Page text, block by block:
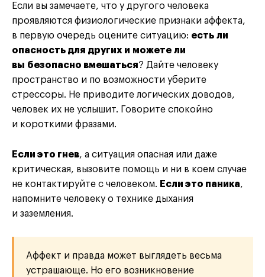
Если вы замечаете, что у другого человека
проявляются физиологические признаки аффекта,
в первую очередь оцените ситуацию: есть ли
опасность для других и можете ли
вы безопасно вмешаться? Дайте человеку
пространство и по возможности уберите
стрессоры. Не приводите логических доводов,
человек их не услышит. Говорите спокойно
и короткими фразами.
Если это гнев, а ситуация опасная или даже
критическая, вызовите помощь и ни в коем случае
не контактируйте с человеком. Если это паника,
напомните человеку о технике дыхания
и заземления.
Аффект и правда может выглядеть весьма
устрашающе. Но его возникновение